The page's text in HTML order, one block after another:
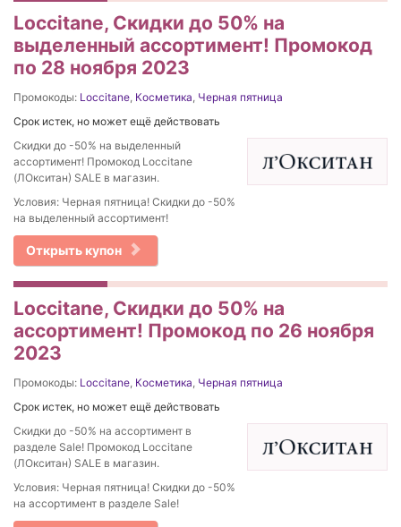
Loccitane, Скидки до 50% на
выделенный ассортимент! Промокод
по 28 ноября 2023
Промокоды: Loccitane, Косметика, Черная пятница
Срок истек, но может ещё действовать
Скидки до -50% на выделенный
ассортимент! Промокод Loccitane
(ЛОкситан) SALE в магазин.
Условия: Черная пятница! Скидки до -50%
на выделенный ассортимент!
Открыть купон
Loccitane, Скидки до 50% на
ассортимент! Промокод по 26 ноября
2023
Промокоды: Loccitane, Косметика, Черная пятница
Срок истек, но может ещё действовать
Скидки до -50% на ассортимент в
разделе Sale! Промокод Loccitane
(ЛОкситан) SALE в магазин.
Условия: Черная пятница! Скидки до -50%
на ассортимент в разделе Sale!